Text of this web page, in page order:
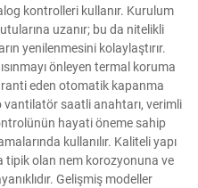
kontrolleri kullanır. Kurulum
uzanır; bu da nitelikli
yenilenmesini kolaylaştırır.
önleyen termal koruma
eden otomatik kapanma
vantilatör saatli anahtarı, verimli
hayati öneme sahip
kullanılır. Kaliteli yapı
tipik olan nem korozyonuna ve
Gelişmiş modeller